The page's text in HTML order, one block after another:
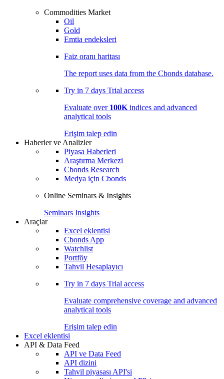
Commodities Market
Oil
Gold
Emtia endeksleri
Faiz oranı haritası
The report uses data from the Cbonds database.
Try in 7 days Trial access
Evaluate over 100K indices and advanced
analytical tools
Erişim talep edin
Haberler ve Analizler
Piyasa Haberleri
Araştırma Merkezi
Cbonds Research
Medya için Cbonds
Online Seminars & Insights
Seminars Insights
Araçlar
Excel eklentisi
Cbonds App
Watchlist
Portföy
Tahvil Hesaplayıcı
Try in 7 days Trial access
Evaluate comprehensive coverage and advanced
analytical tools
Erişim talep edin
Excel eklentisi
API & Data Feed
API ve Data Feed
API dizini
Tahvil piyasası API'si